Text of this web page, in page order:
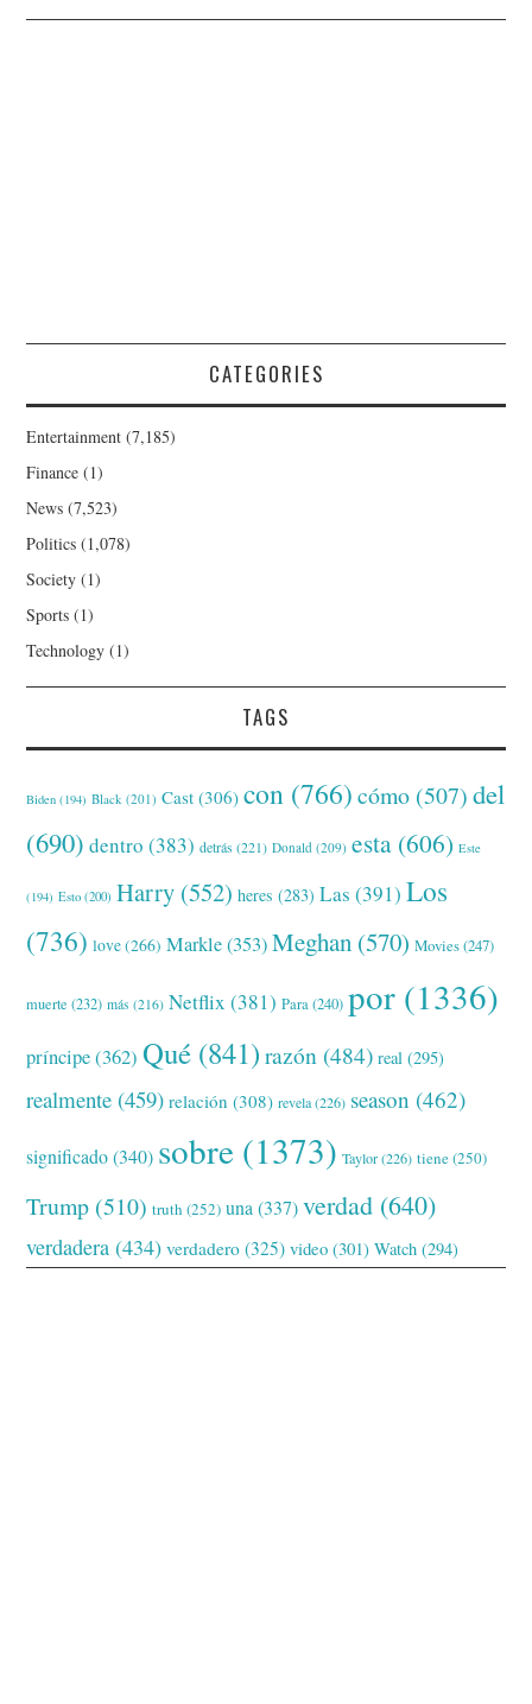
CATEGORIES
Entertainment (7,185)
Finance (1)
News (7,523)
Politics (1,078)
Society (1)
Sports (1)
Technology (1)
TAGS
Biden (194) Black (201) Cast (306) con (766) cómo (507) del
(690) dentro (383) detrás (221) Donald (209) esta (606) Este
(194) Esto (200) Harry (552) heres (283) Las (391) Los
(736) love(266) Markle(353) Meghan (570) Movies(247)
muerte (232) más (216) Netflix (381) Para(240) por (1336)
príncipe(362) Qué (841) razón (484) real (295)
realmente (459) relación (308) revela(226) season (462)
significado(340) sobre (1373) Taylor(226) tiene(250)
Trump (510) truth (252) una (337) verdad (640)
verdadera (434) verdadero (325) video (301) Watch (294)